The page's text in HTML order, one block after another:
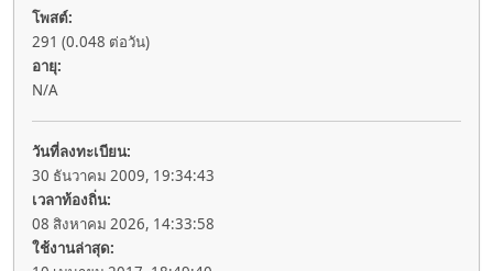
โพสต์:
291 (0.048 ต่อวัน)
อายุ:
N/A
วันที่ลงทะเบียน:
30 ธันวาคม 2009, 19:34:43
เวลาท้องถิ่น:
08 สิงหาคม 2026, 14:33:58
ใช้งานล่าสุด: